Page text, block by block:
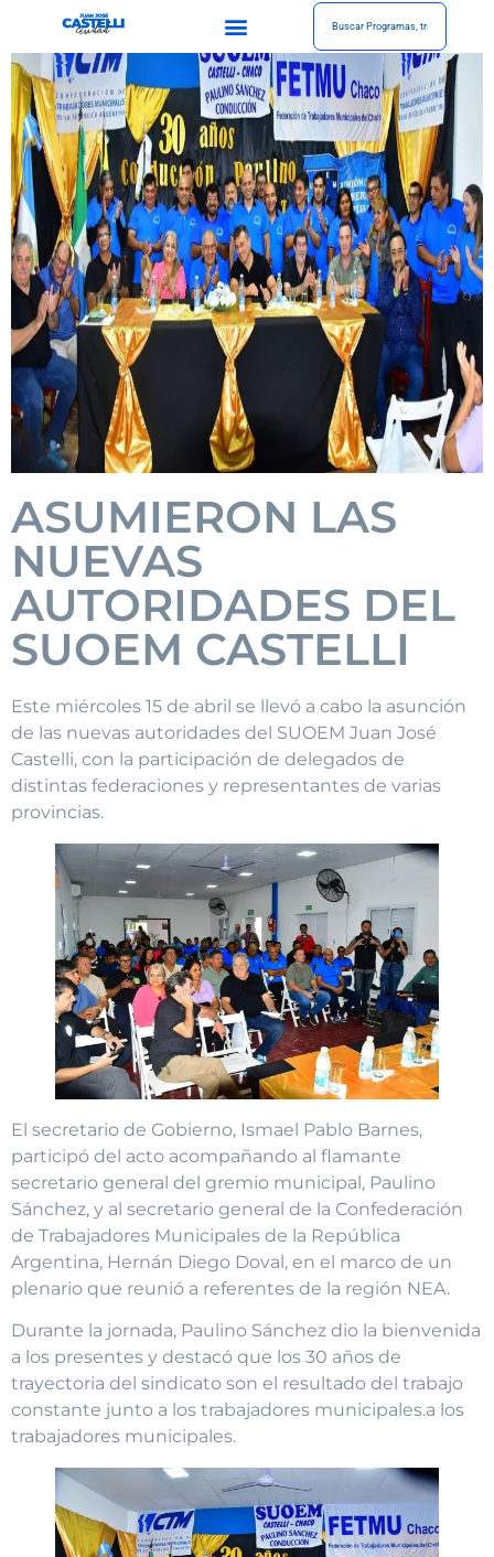
ASUMIERON LAS
NUEVAS
AUTORIDADES DEL
SUOEM CASTELLI
Este miércoles 15 de abril se llevó a cabo la asunción
de las nuevas autoridades del SUOEM Juan José
Castelli, con la participación de delegados de
distintas federaciones y representantes de varias
provincias.
El secretario de Gobierno, Ismael Pablo Barnes,
participó del acto acompañando al flamante
secretario general del gremio municipal, Paulino
Sánchez, y al secretario general de la Confederación
de Trabajadores Municipales de la República
Argentina, Hernán Diego Doval, en el marco de un
plenario que reunió a referentes de la región NEA.
Durante la jornada, Paulino Sánchez dio la bienvenida
a los presentes y destacó que los 30 años de
trayectoria del sindicato son el resultado del trabajo
constante junto a los trabajadores municipales.a los
trabajadores municipales.